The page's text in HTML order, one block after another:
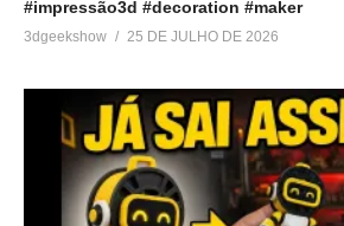
#impressão3d #decoration #maker
3dgeekshow 25 DE JULHO DE 2026